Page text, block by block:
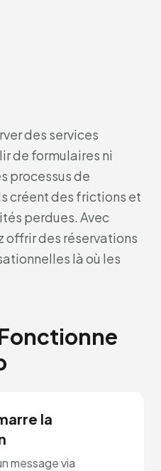
des services
de formulaires ni
processus de
créent des frictions et
perdues. Avec
offrir des réservations
là où les
la
message via